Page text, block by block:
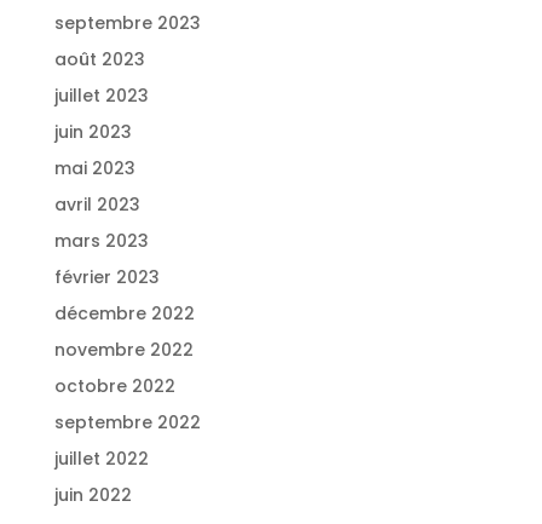
septembre 2023
août 2023
juillet 2023
juin 2023
mai 2023
avril 2023
mars 2023
février 2023
décembre 2022
novembre 2022
octobre 2022
septembre 2022
juillet 2022
juin 2022